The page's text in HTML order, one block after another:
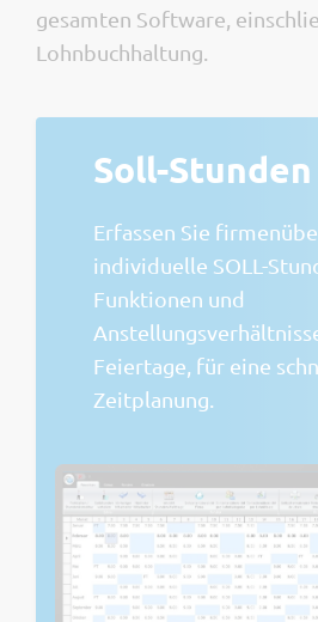
gesamten Software,
Lohnbuchhaltung.
Soll-Stunden
Erfassen Sie
individuelle SOLL-
Funktionen und
Feiertage, für eine
Zeitplanung.